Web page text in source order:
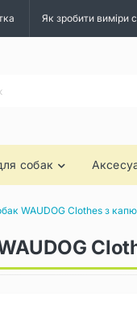
Як зробити виміри
собак
WAUDOG Clothes з